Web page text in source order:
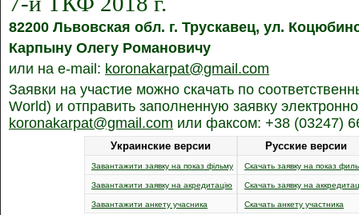
82200 Львовская обл. г. Трускавец, ул.
Карпыну Олегу Романовичу
или на e-mail: koronakarpat@gmail.com
Заявки на участие можно скачать по
World) и отправить заполненную заявку
koronakarpat@gmail.com или факсом: +38 (03247)
Украинские версии Русские версии
Завантажити заявку на показ фільму Скачать заявку на показ
Завантажити заявку на акредитацію Скачать заявку на
Завантажити анкету учасника Скачать анкету участника